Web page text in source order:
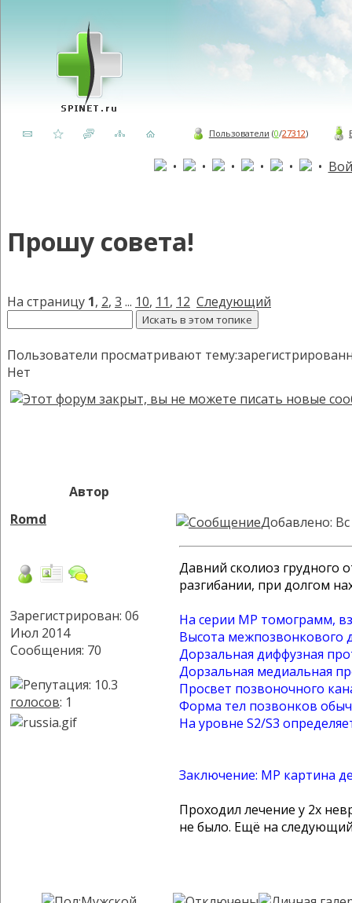
Пользователи (0/27312)
• • • • • •
Прошу совета!
На страницу 1, 2, 3 ... 10, 11, 12 Следующий
Пользователи просматривают
Нет
Автор
Romd
Зарегистрирован: 06
Июл 2014
Сообщения: 70
голосов: 1
Добавлено:
Давний сколиоз грудного
разгибании, при долгом
На серии МР томограмм,
Высота межпозвонкового
Дорзальная диффузная
Дорзальная медиальная
Просвет позвоночного
Форма тел позвонков
На уровне S2/S3
Заключение: МР картина
Проходил лечение у 2х
не было. Ещё на